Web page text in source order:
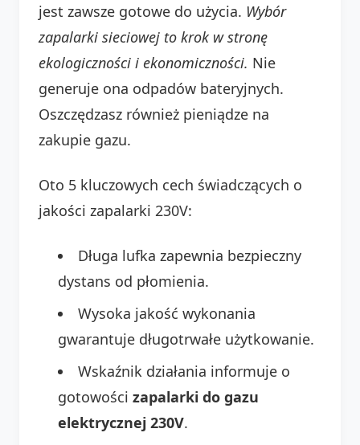
jest zawsze gotowe do użycia. Wybór
zapalarki sieciowej to krok w stronę
ekologiczności i ekonomiczności. Nie
generuje ona odpadów bateryjnych.
Oszczędzasz również pieniądze na
zakupie gazu.
Oto 5 kluczowych cech świadczących o
jakości zapalarki 230V:
Długa lufka zapewnia bezpieczny
dystans od płomienia.
Wysoka jakość wykonania
gwarantuje długotrwałe użytkowanie.
Wskaźnik działania informuje o
gotowości zapalarki do gazu
elektrycznej 230V.